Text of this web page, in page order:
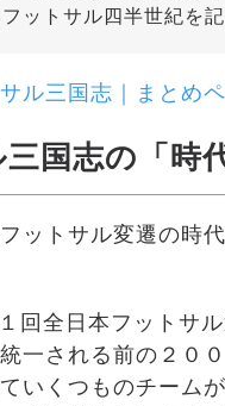
ットサル四半世紀を記
ル三国志｜まとめ
国志の「時
ットサル変遷の時
回全日本フットサ
一される前の２０
いくつものチーム